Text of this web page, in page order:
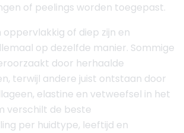
of peelings worden toegepast.
oppervlakkig of diep zijn en
op dezelfde manier. Sommige
door herhaalde
terwijl andere juist ontstaan door
elastine en vetweefsel in het
verschilt de beste
per huidtype, leeftijd en